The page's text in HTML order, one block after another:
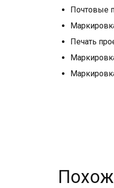
Почтовые
Печать